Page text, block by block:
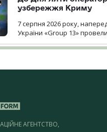
узбережжя Криму
7 серпня 2026 року,
України «Group 13»
АГЕНТСТВО,